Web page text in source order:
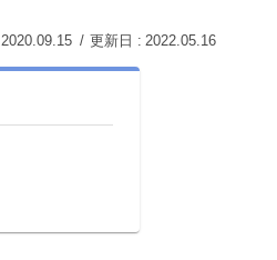
2020.09.15 2022.05.16